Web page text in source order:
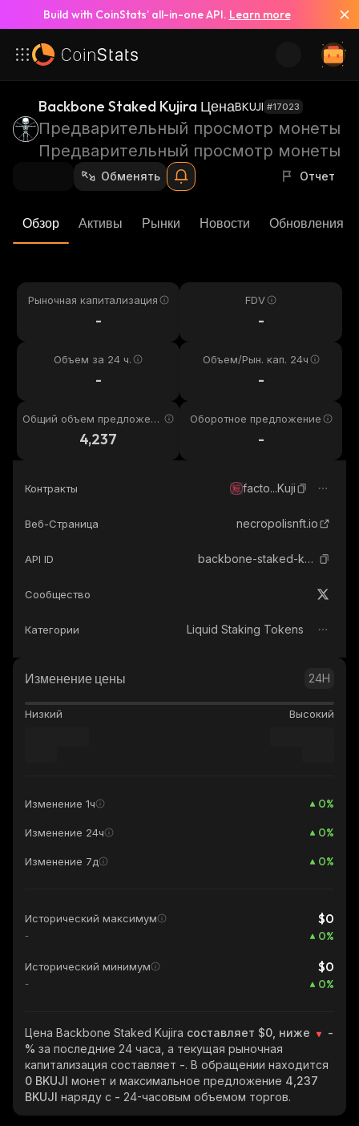
Build with CoinStats’ all-in-one API. Learn more
Backbone Staked Kujira ЦенаBKUJI #17023
Предварительный просмотр монеты
Предварительный просмотр монеты
Обменять Отчет
Обзор Активы Рынки Новости Обновления
Рыночная капитализация
-
FDV
-
Объем за 24 ч.
-
Объем/Рын. кап. 24ч
-
Общий объем предложени
4,237
Оборотное предложение
-
Контракты facto...Kuji
Веб-Страница necropolisnft.io
API ID backbone-staked-kujira
Сообщество
Категории Liquid Staking Tokens
Изменение цены 24H
Низкий Высокий
Изменение 1ч 0%
Изменение 24ч 0%
Изменение 7д 0%
Исторический максимум $0
- 0%
Исторический минимум $0
- 0%
Цена Backbone Staked Kujira составляет $0, ниже
-
% за последние 24 часа, а текущая рыночная
капитализация составляет -. В обращении находится
0 BKUJI монет и максимальное предложение 4,237
BKUJI наряду с - 24-часовым объемом торгов.